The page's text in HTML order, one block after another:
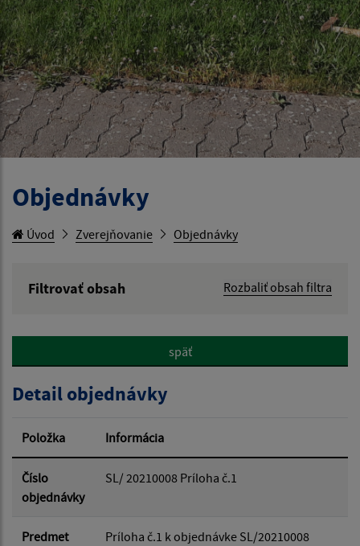
Objednávky
Úvod Zverejňovanie Objednávky
Filtrovať obsah
Rozbaliť obsah filtra
Hľadať v:
Dátum od:
Dátum do:
späť
Detail objednávky
Položka Informácia
Číslo
objednávky
SL/ 20210008 Príloha č.1
Predmet Príloha č.1 k objednávke SL/20210008